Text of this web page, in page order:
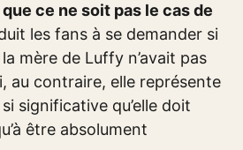
ce ne soit pas le cas de
les fans à se demander si
mère de Luffy n’avait pas
au contraire, elle représente
significative qu’elle doit
être absolument